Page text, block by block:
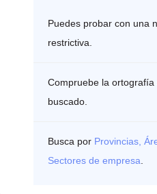
Puedes probar con una
restrictiva.
Compruebe la
buscado.
Busca por Provincias,
Sectores de empresa